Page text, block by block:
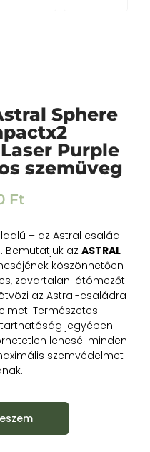
Sphere
Purple
szemüveg
Ft
– az Astral család
Bemutatjuk az ASTRAL
köszönhetően
zavartalan látómezőt
az Astral-családra
Természetes
jegyében
lencséi minden
szemvédelmet